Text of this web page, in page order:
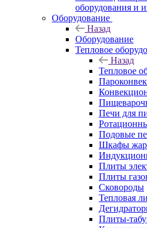
оборудования и
Оборудование
Назад
Оборудование
Тепловое
Назад
Тепловое
Печи для
Подовые
Шкафы
Плиты
Плиты
Сковороды
Тепловая
Плиты-